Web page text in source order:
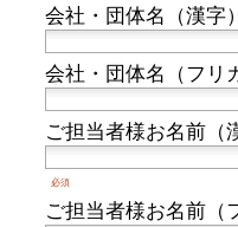
会社・団体名（漢字
会社・団体名（フリ
ご担当者様お名前（
必須
ご担当者様お名前（